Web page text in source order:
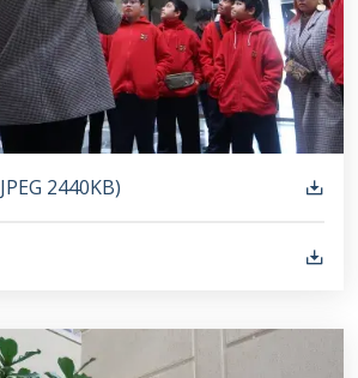
JPEG 2440KB)